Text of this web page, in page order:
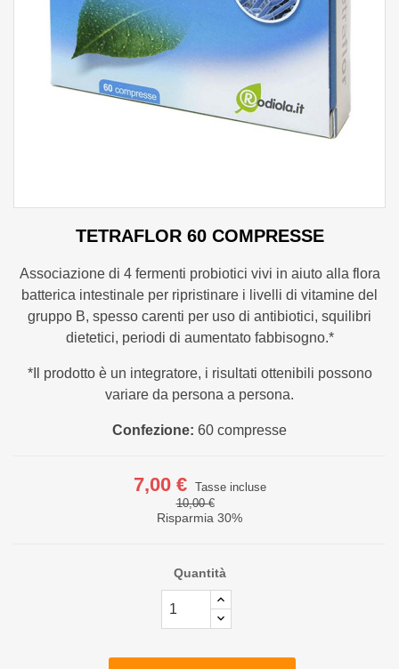
TETRAFLOR 60 COMPRESSE
Associazione di 4 fermenti probiotici vivi in aiuto alla flora
batterica intestinale per ripristinare i livelli di vitamine del
gruppo B, spesso carenti per uso di antibiotici, squilibri
dietetici, periodi di aumentato fabbisogno.*
*Il prodotto è un integratore, i risultati ottenibili possono
variare da persona a persona.
Confezione: 60 compresse
7,00 €
Tasse incluse
10,00 €
Risparmia 30%
Quantità